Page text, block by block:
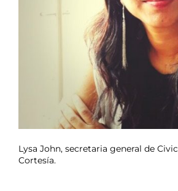
Lysa John, secretaria general de
Cortesía.